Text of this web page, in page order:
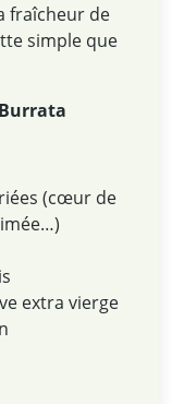
fraîcheur de
simple que
(cœur de
extra vierge